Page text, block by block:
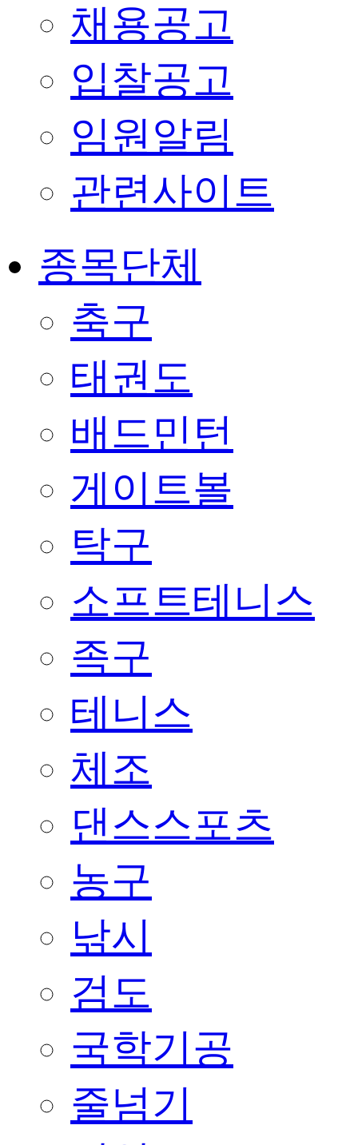
채용공고
입찰공고
임원알림
관련사이트
종목단체
축구
태권도
배드민턴
게이트볼
탁구
소프트테니스
족구
테니스
체조
댄스스포츠
농구
낚시
검도
국학기공
줄넘기